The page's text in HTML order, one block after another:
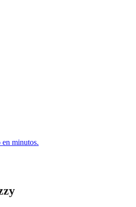
en minutos.